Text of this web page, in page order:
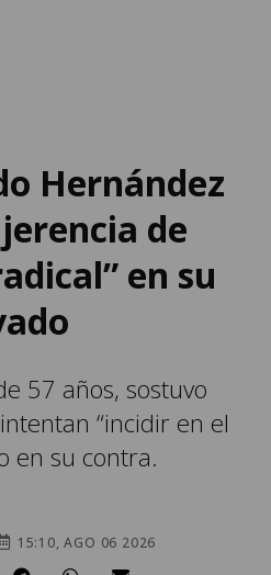
Hernández
de
en su
57 años, sostuvo
“incidir en el
en su contra.
15:10, AGO 06 2026